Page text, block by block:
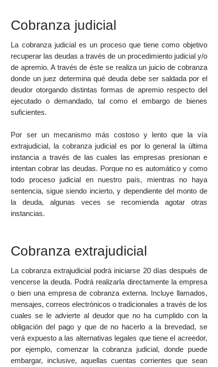
Cobranza judicial
La cobranza judicial es un proceso que tiene como objetivo
recuperar las deudas a través de un procedimiento judicial y/o
de apremio. A través de éste se realiza un juicio de cobranza
donde un juez determina qué deuda debe ser saldada por el
deudor otorgando distintas formas de apremio respecto del
ejecutado o demandado, tal como el embargo de bienes
suficientes.
Por ser un mecanismo más costoso y lento que la vía
extrajudicial, la cobranza judicial es por lo general la última
instancia a través de las cuales las empresas presionan e
intentan cobrar las deudas. Porque no es automático y como
todo proceso judicial en nuestro país, mientras no haya
sentencia, sigue siendo incierto, y dependiente del monto de
la deuda, algunas veces se recomienda agotar otras
instancias.
Cobranza extrajudicial
La cobranza extrajudicial podrá iniciarse 20 días después de
vencerse la deuda. Podrá realizarla directamente la empresa
o bien una empresa de cobranza externa. Incluye llamados,
mensajes, correos electrónicos o tradicionales a través de los
cuales se le advierte al deudor que no ha cumplido con la
obligación del pago y que de no hacerlo a la brevedad, se
verá expuesto a las alternativas legales que tiene el acreedor,
por ejemplo, comenzar la cobranza judicial, donde puede
embargar, inclusive, aquellas cuentas corrientes que sean